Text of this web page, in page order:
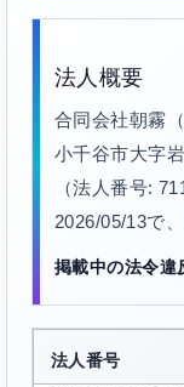
法人概要
合同会社朝霧
小千谷市大字
（法人番号:
2026/05/13で
掲載中の法令違
法人番号